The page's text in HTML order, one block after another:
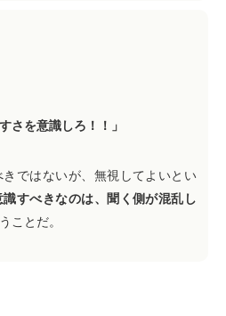
さを意識しろ！！」
ではないが、無視してよいとい
識すべきなのは、聞く側が混乱し
ことだ。